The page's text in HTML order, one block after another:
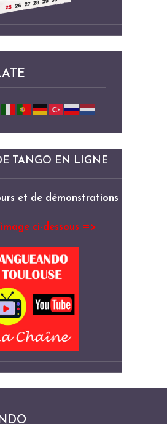
TANGO EN LIGNE
et de démonstrations
ci-dessous =>